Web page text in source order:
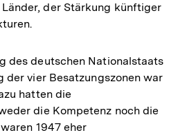
der Stärkung künftiger
des deutschen Nationalstaats
der vier Besatzungszonen war
hatten die
die Kompetenz noch die
1947 eher